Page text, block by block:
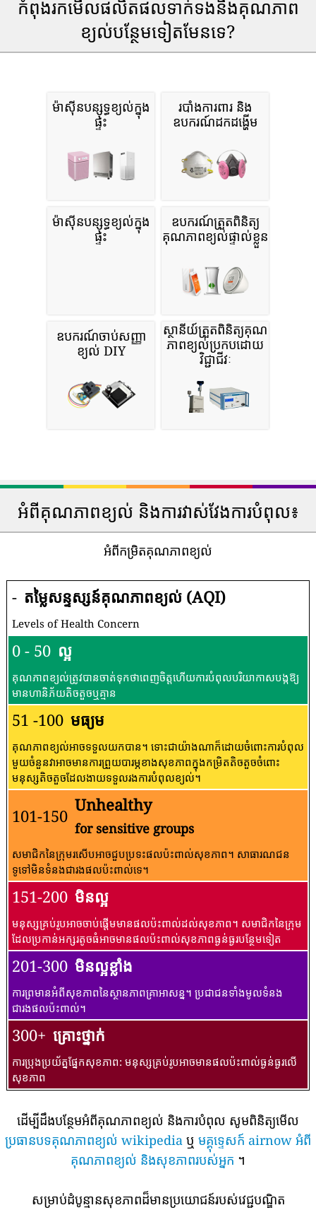
កំពុងរកមើលផលិតផលទាក់ទងនឹងគុណភាព
ខ្យល់បន្ថែមទៀតមែនទេ?
ម៉ាស៊ីនបន្សុទ្ធខ្យល់ក្នុង
ផ្ទះ
របាំងការពារ និង
ឧបករណ៍ដកដង្ហើម
ម៉ាស៊ីនបន្សុទ្ធខ្យល់ក្នុង
ផ្ទះ
ឧបករណ៍ត្រួតពិនិត្យ
គុណភាពខ្យល់ផ្ទាល់ខ្លួន
ឧបករណ៍ចាប់សញ្ញា
ខ្យល់ DIY
ស្ថានីយ៍ត្រួតពិនិត្យគុណ
ភាពខ្យល់ប្រកបដោយ
វិជ្ជាជីវៈ
អំពីគុណភាពខ្យល់ និងការវាស់វែងការបំពុល៖
អំពីកម្រិតគុណភាពខ្យល់
- តម្លៃសន្ទស្សន៍គុណភាពខ្យល់ (AQI)
Levels of Health Concern
0 - 50 ល្អ
គុណភាពខ្យល់ត្រូវបានចាត់ទុកថាពេញចិត្តហើយការបំពុលបរិយាកាសបង្កឱ្យ
មានហានិភ័យតិចតួចឬគ្មាន
51 -100 មធ្យម
គុណភាពខ្យល់អាចទទួលយកបាន។ ទោះជាយ៉ាងណាក៏ដោយចំពោះការបំពុល
មួយចំនួនវាអាចមានការព្រួយបារម្ភខាងសុខភាពក្នុងកម្រិតតិចតួចចំពោះ
មនុស្សតិចតួចដែលងាយទទួលរងការបំពុលខ្យល់។
101-150
Unhealthy
for sensitive groups
សមាជិកនៃក្រុមរសើបអាចជួបប្រទះផលប៉ះពាល់សុខភាព។ សាធារណជន​
ទូទៅ​មិន​ទំនង​ជា​រង​ផល​ប៉ះពាល់​ទេ។
151-200 មិនល្អ
មនុស្សគ្រប់រូបអាចចាប់ផ្តើមមានផលប៉ះពាល់ដល់សុខភាព។ សមាជិកនៃក្រុម
ដែលប្រកាន់អក្សរតូចធំអាចមានផលប៉ះពាល់សុខភាពធ្ងន់ធ្ងរបន្ថែមទៀត
201-300 មិនល្អខ្លាំង
ការព្រមានអំពីសុខភាពនៃស្ថានភាពគ្រាអាសន្ន។ ប្រជាជនទាំងមូលទំនង
ជារងផលប៉ះពាល់។
300+ គ្រោះថ្នាក់
ការប្រុងប្រយ័ត្នផ្នែកសុខភាព: មនុស្សគ្រប់រូបអាចមានផលប៉ះពាល់ធ្ងន់ធ្ងរលើ
សុខភាព
ដើម្បីដឹងបន្ថែមអំពីគុណភាពខ្យល់ និងការបំពុល សូមពិនិត្យមើល
ប្រធានបទគុណភាពខ្យល់ wikipedia ឬ មគ្គុទ្ទេសក៍ airnow អំពី
គុណភាពខ្យល់ និងសុខភាពរបស់អ្នក ។
សម្រាប់ដំបូន្មានសុខភាពដ៏មានប្រយោជន៍របស់វេជ្ជបណ្ឌិត